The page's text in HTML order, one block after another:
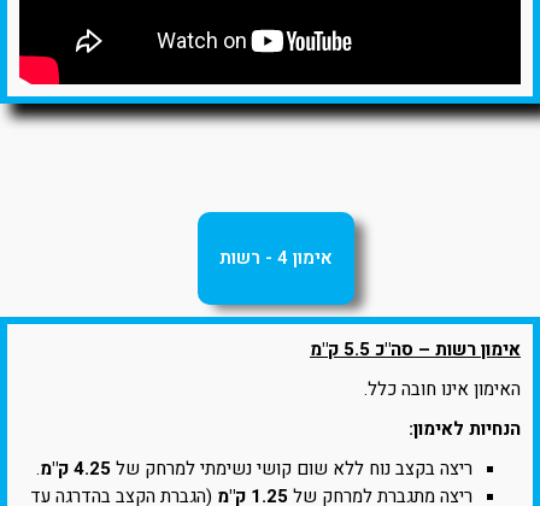
אימון 4 - רשות
אימון רשות – סה"כ 5.5 ק"מ
האימון אינו חובה כלל.
הנחיות לאימון:
ריצה בקצב נוח ללא שום קושי נשימתי למרחק של4.25 ק"מ
.
ריצה מתגברת למרחק של1.25 ק"מ (הגברת הקצב בהדרגה עד